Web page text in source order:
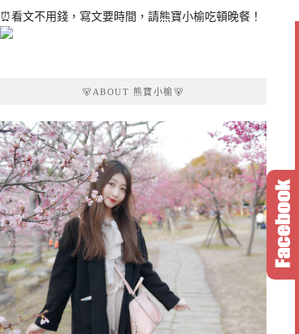
⏰看文不用錢，寫文要時間，請熊寶小榆吃頓晚餐！
🐻ABOUT 熊寶小榆🐻